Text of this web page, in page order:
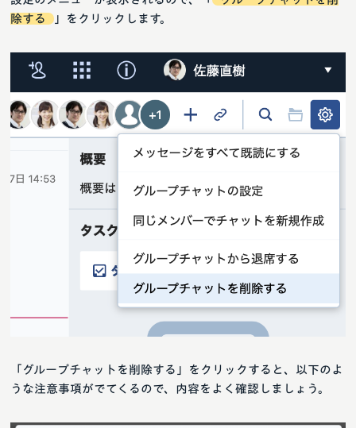
除する
」をクリックします。
「グループチャットを削除する」をクリックすると、以下のよ
うな注意事項がでてくるので、内容をよく確認しましょう。